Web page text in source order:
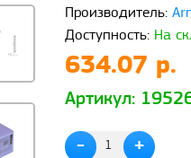
Производитель:
Доступность: На
634.07 р.
Артикул:
- +